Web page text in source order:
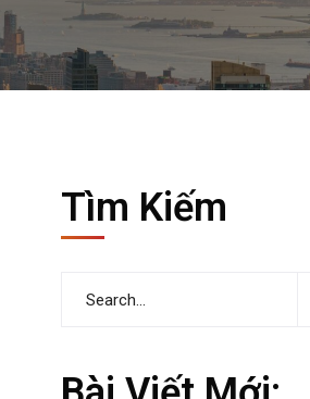
Tìm Kiếm